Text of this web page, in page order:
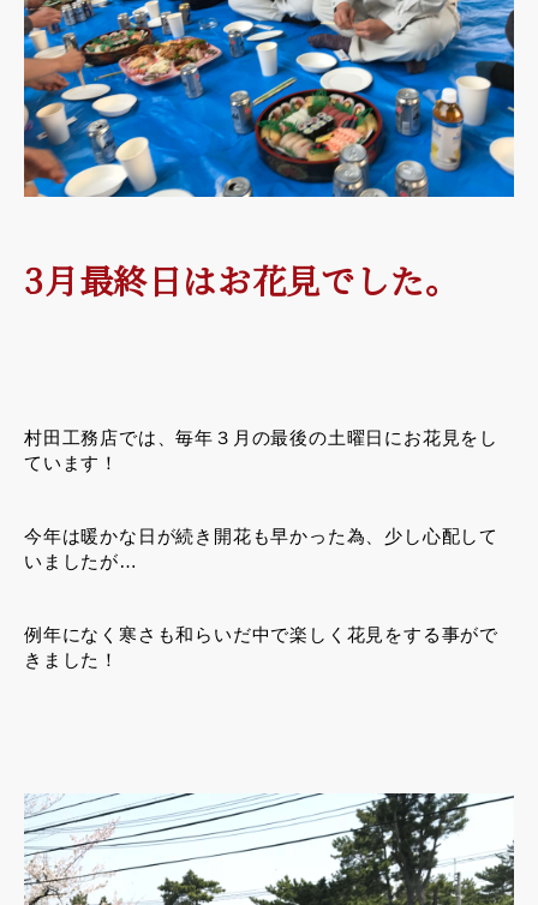
3月最終日はお花見でした。
村田工務店では、毎年３月の最後の土曜日にお花見をし
ています！
今年は暖かな日が続き開花も早かった為、少し心配して
いましたが…
例年になく寒さも和らいだ中で楽しく花見をする事がで
きました！